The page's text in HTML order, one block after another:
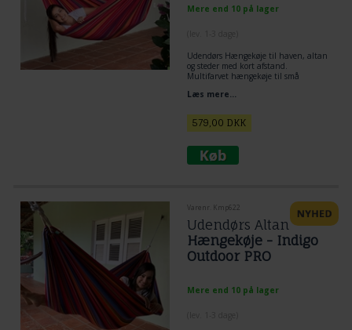
Mere end 10 på lager
Udendørs Hængekøje til haven, altan
og steder med kort afstand.
Multifarvet hængekøje til små
Hængekøjen er til en voksen person,
- Stoffet er lækkert til udelivet - det
føles som bomuld, men er en super let
Materiale outdoor PRO - kunstfiber
så hængekøjen tørre hurtigt.
Totallængden er kun 250 cm
Læs mere...
579,00 DKK
Varenr. Kmp622
Udendørs Altan
Hængekøje - Indigo
Outdoor PRO
Mere end 10 på lager